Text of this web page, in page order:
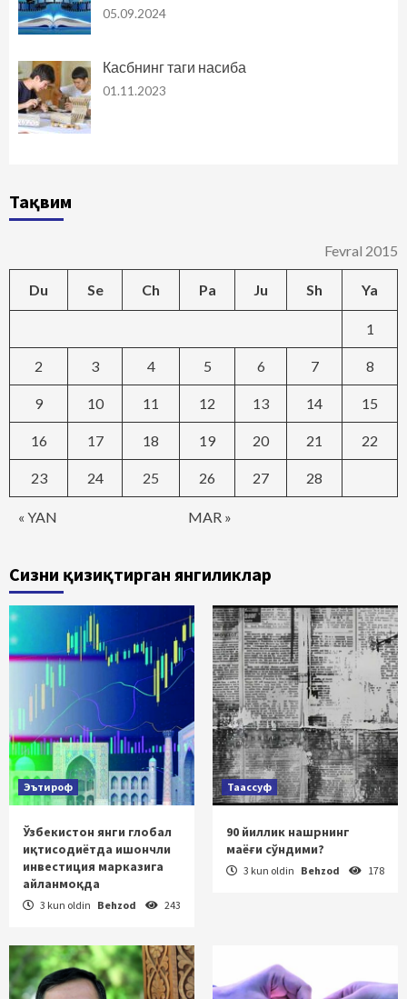
05.09.2024
Касбнинг таги насиба
01.11.2023
Тақвим
Fevral 2015
Du Se Ch Pa Ju Sh Ya
« YAN MAR »
1
2 3 4 5 6 7 8
9 10 11 12 13 14 15
16 17 18 19 20 21 22
23 24 25 26 27 28
Сизни қизиқтирган янгиликлар
Эътироф
Ўзбекистон янги глобал
иқтисодиётда ишончли
инвестиция марказига
айланмоқда
3 kun oldin Behzod 243
Таассуф
90 йиллик нашрнинг
маёғи сўндими?
3 kun oldin Behzod 178